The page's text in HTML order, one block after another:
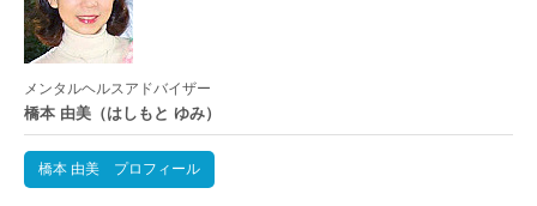
メンタルヘルスアドバイザー
橋本 由美（はしもと ゆみ）
橋本 由美 プロフィール